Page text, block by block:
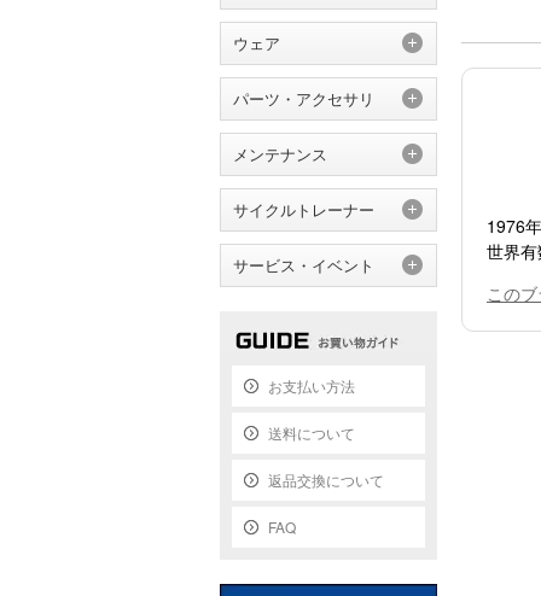
1976
世界
この
ウェア
パーツ・アクセサリ
メンテナンス
サイクルトレーナー
サービス・イベント
お支払い方法
送料について
返品交換について
FAQ